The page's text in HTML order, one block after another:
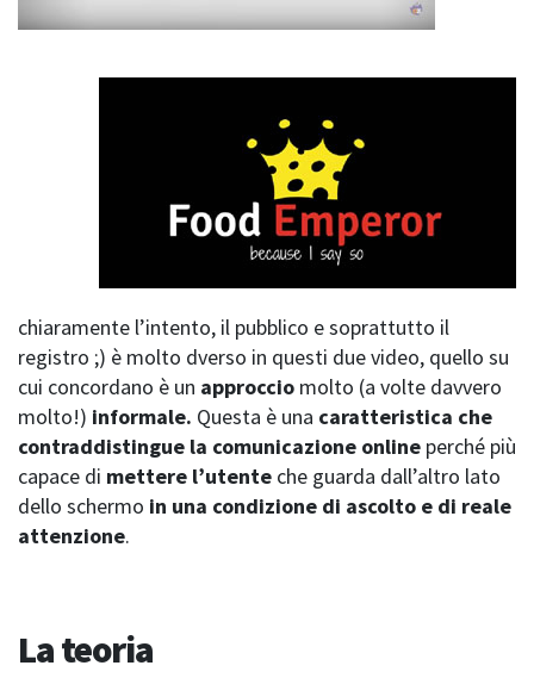
chiaramente l’intento, il pubblico e soprattutto il
registro ;) è molto dverso in questi due video, quello su
cui concordano è un approccio molto (a volte davvero
molto!) informale. Questa è una caratteristica che
contraddistingue la comunicazione online perché più
capace di mettere l’utente che guarda dall’altro lato
dello schermo in una condizione di ascolto e di reale
attenzione.
La teoria